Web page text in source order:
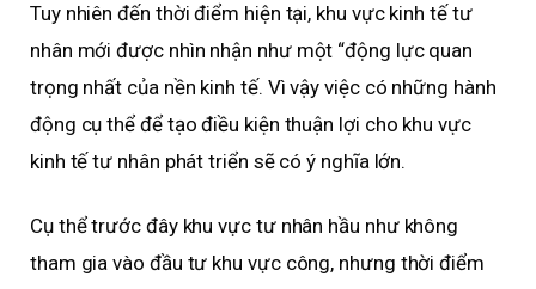
Tuy nhiên đến thời điểm hiện tại, khu vực kinh tế tư
nhân mới được nhìn nhận như một “động lực quan
trọng nhất của nền kinh tế. Vì vậy việc có những hành
động cụ thể để tạo điều kiện thuận lợi cho khu vực
kinh tế tư nhân phát triển sẽ có ý nghĩa lớn.
Cụ thể trước đây khu vực tư nhân hầu như không
tham gia vào đầu tư khu vực công, nhưng thời điểm